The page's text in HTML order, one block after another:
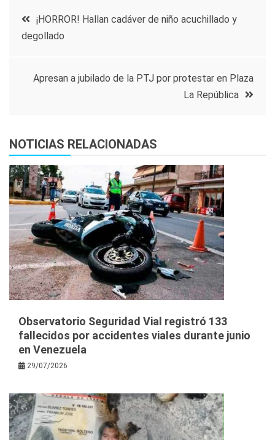
Navegación
entradas
¡HORROR! Hallan cadáver de niño acuchillado y
degollado
Apresan a jubilado de la PTJ por protestar en Plaza
La República
NOTICIAS RELACIONADAS
Observatorio Seguridad Vial registró 133
fallecidos por accidentes viales durante junio
en Venezuela
29/07/2026